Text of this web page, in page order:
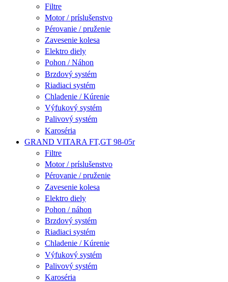
Filtre
Motor / príslušenstvo
Pérovanie / pruženie
Zavesenie kolesa
Elektro diely
Pohon / Náhon
Brzdový systém
Riadiaci systém
Chladenie / Kúrenie
Výfukový systém
Palivový systém
Karoséria
GRAND VITARA FT,GT 98-05r
Filtre
Motor / príslušenstvo
Pérovanie / pruženie
Zavesenie kolesa
Elektro diely
Pohon / náhon
Brzdový systém
Riadiaci systém
Chladenie / Kúrenie
Výfukový systém
Palivový systém
Karoséria